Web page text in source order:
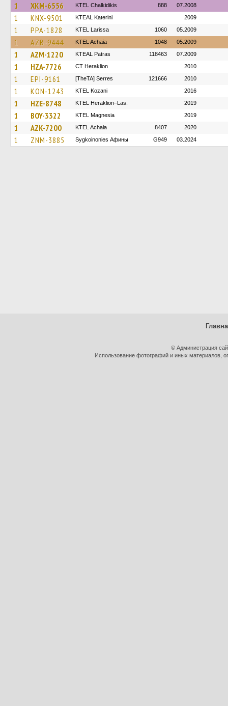
1 XKM-6556 ΚΤΕL Chalkidikis 888 07.2008
1 KNX-9501 KTEAL Katerini 2009
1 PPA-1828 KTEL Larissa 1060 05.2009
1 AZB-9444 KTEL Achaia 1048 05.2009
1 AZM-1220 KTEAL Patras 118463 07.2009
1 HZA-7726 CT Heraklion 2010
1 EPI-9161 [TheTA] Serres 121666 2010
1 KON-1243 ΚΤΕL Kozani 2016
1 HZE-8748 KTEL Heraklion–Las. 2019
1 BOY-3322 ΚΤΕL Magnesia 2019
1 AZK-7200 KTEL Achaia 8407 2020
1 ZNM-3885 Sygkoinonies Афины G949 03.2024
© Администрация
Использование фотографий и иных материалов,